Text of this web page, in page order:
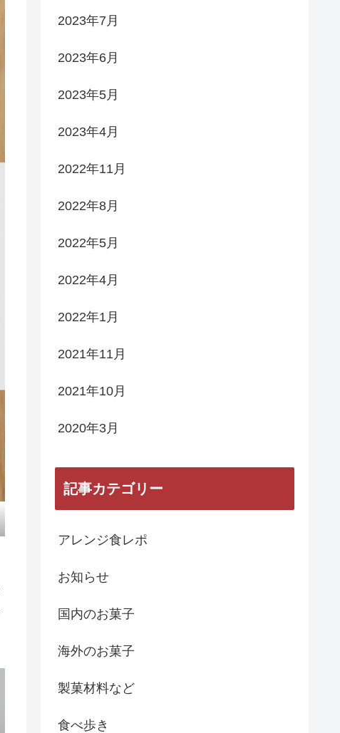
2023年7月
2023年6月
2023年5月
2023年4月
2022年11月
2022年8月
2022年5月
2022年4月
2022年1月
2021年11月
2021年10月
2020年3月
記事カテゴリー
アレンジ食レポ
お知らせ
国内のお菓子
海外のお菓子
製菓材料など
食べ歩き